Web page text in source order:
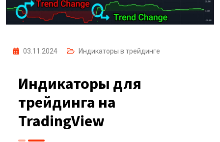
03.11.2024 Индикаторы в трейдинге
Индикаторы для
трейдинга на
TradingView